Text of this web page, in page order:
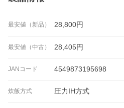
最安値（新品） 28,800円
最安値（中古） 28,405円
JANコード 4549873195698
炊飯方式 圧力IH方式